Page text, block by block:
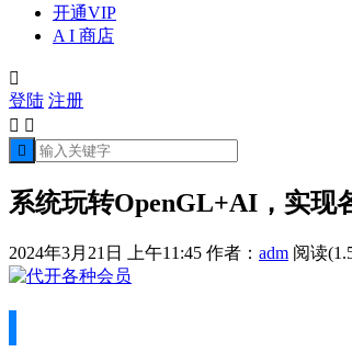
开通VIP
A I 商店

登陆 注册
 

系统玩转OpenGL+AI，实现
2024年3月21日 上午11:45 作者： adm 阅读